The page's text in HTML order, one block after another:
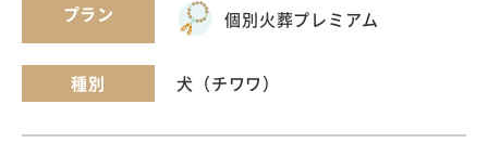
プラン 個別火葬プレミアム
種別 犬（チワワ）